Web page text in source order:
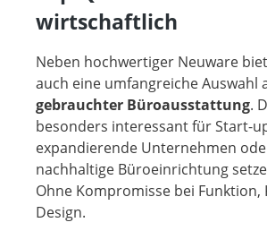
wirtschaftlich
Neben hochwertiger Neuware
auch eine umfangreiche Auswahl
gebrauchter Büroausstattung.
besonders interessant für Start-
expandierende Unternehmen
nachhaltige Büroeinrichtung
Ohne Kompromisse bei
Design.